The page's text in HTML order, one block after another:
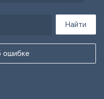
Найти
ошибке